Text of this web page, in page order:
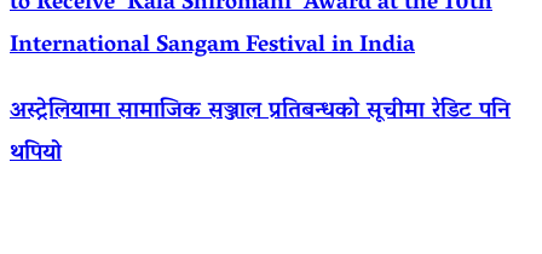
International Sangam Festival in India
अस्ट्रेलियामा सामाजिक सञ्जाल प्रतिबन्धको सूचीमा रेडिट पनि
थपियो